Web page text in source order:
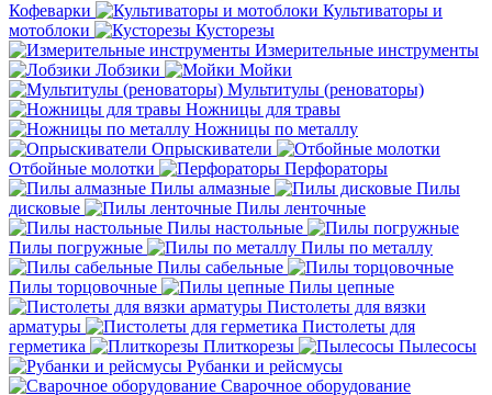
Кофеварки
Культиваторы и
мотоблоки
Кусторезы
Измерительные инструменты
Лобзики
Мойки
Мультитулы (реноваторы)
Ножницы для травы
Ножницы по металлу
Опрыскиватели
Отбойные молотки
Перфораторы
Пилы алмазные
Пилы
дисковые
Пилы ленточные
Пилы настольные
Пилы погружные
Пилы по металлу
Пилы сабельные
Пилы торцовочные
Пилы цепные
Пистолеты для вязки
арматуры
Пистолеты для
герметика
Плиткорезы
Пылесосы
Рубанки и рейсмусы
Сварочное оборудование